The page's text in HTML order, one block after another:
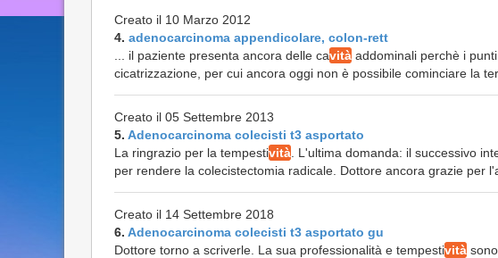
Creato il 10 Marzo 2012
4. adenocarcinoma appendicolare, colon-rett
... il paziente presenta ancora delle cavità addominali perchè i
cicatrizzazione, per cui ancora oggi non è possibile cominciare la
Creato il 05 Settembre 2013
5. Adenocarcinoma colecisti t3 asportato
La ringrazio per la tempestività . L'ultima domanda: il successivo
per rendere la colecistectomia radicale. Dottore ancora grazie per
Creato il 14 Settembre 2018
6. Adenocarcinoma colecisti t3 asportato gu
Dottore torno a scriverle. La sua professionalità e tempestività